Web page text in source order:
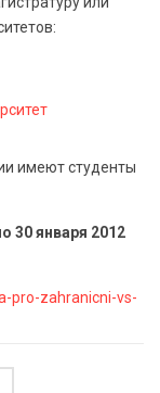
имеют студенты
30 января 2012
pro-zahranicni-vs-